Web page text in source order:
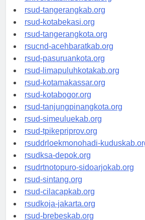
universitasindonesia.org
rsud-tangerangkab.org
rsud-kotabekasi.org
rsud-tangerangkota.org
rsucnd-acehbaratkab.org
rsud-pasuruankota.org
rsud-limapuluhkotakab.org
rsud-kotamakassar.org
rsud-kotabogor.org
rsud-tanjungpinangkota.org
rsud-simeuluekab.org
rsud-tpikepriprov.org
rsuddrloekmonohadi-kuduskab.org
rsudksa-depok.org
rsudrtnotopuro-sidoarjokab.org
rsud-sintang.org
rsud-cilacapkab.org
rsudkoja-jakarta.org